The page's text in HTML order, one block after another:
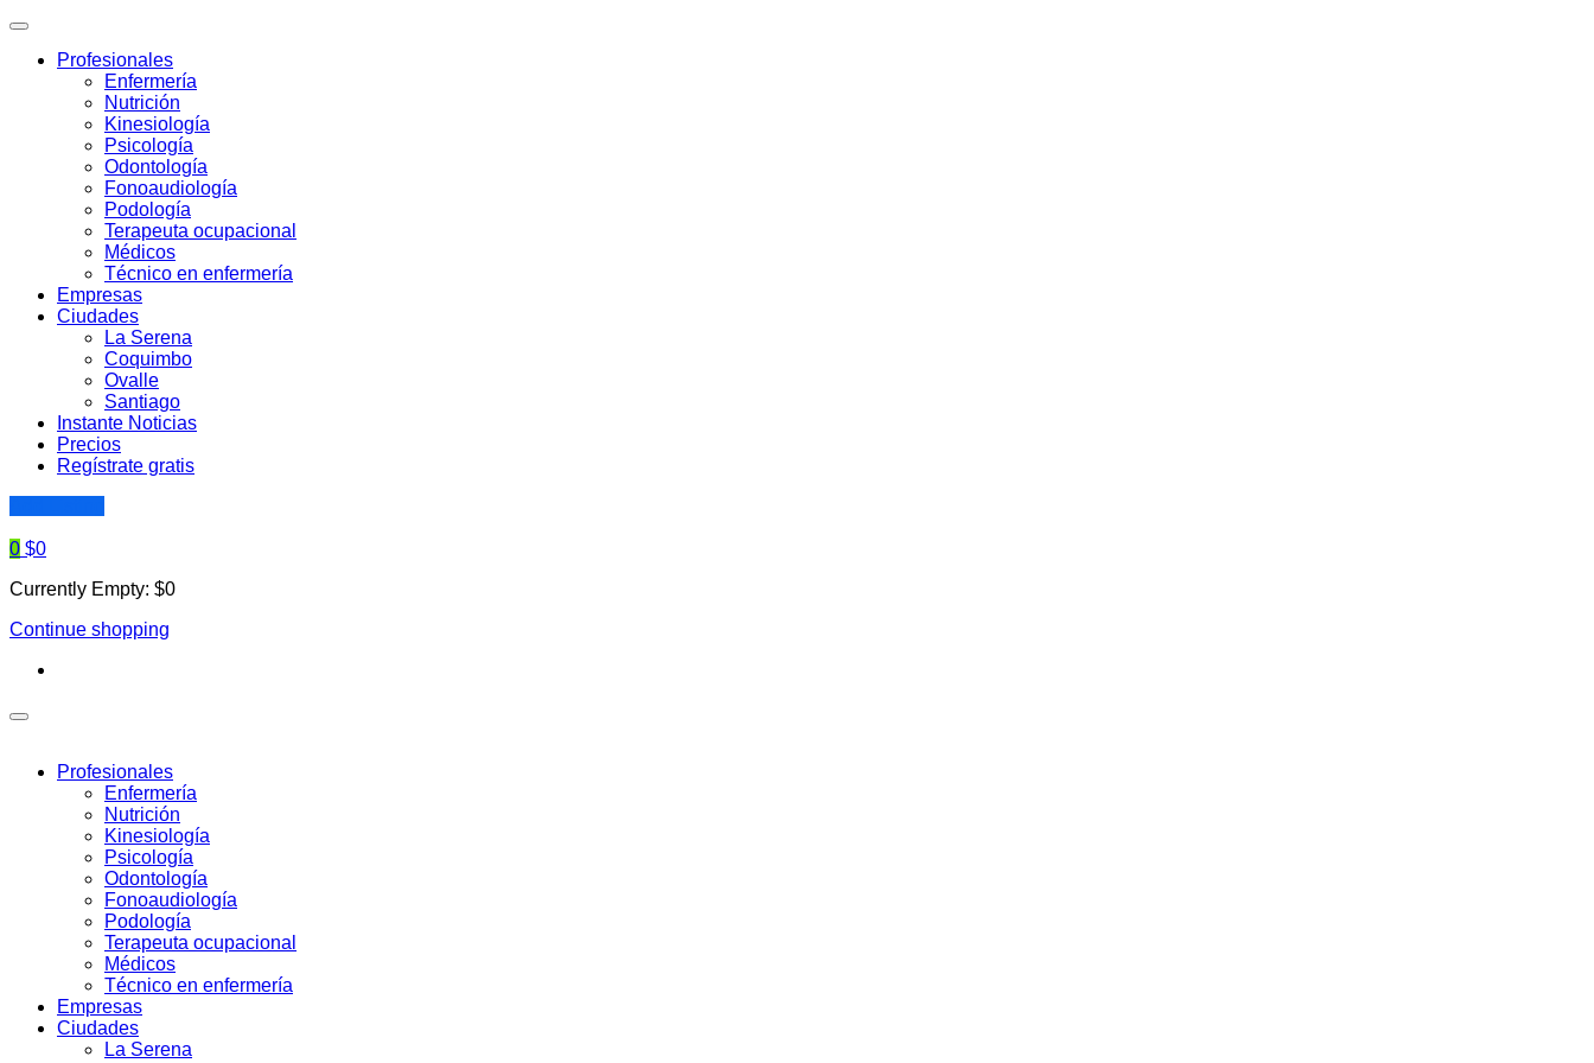
Profesionales
Enfermería
Nutrición
Kinesiología
Psicología
Odontología
Fonoaudiología
Podología
Terapeuta ocupacional
Médicos
Técnico en enfermería
Empresas
Ciudades
La Serena
Coquimbo
Ovalle
Santiago
Instante Noticias
Precios
Regístrate gratis
0 $0
Currently Empty: $0
Continue shopping
Profesionales
Enfermería
Nutrición
Kinesiología
Psicología
Odontología
Fonoaudiología
Podología
Terapeuta ocupacional
Médicos
Técnico en enfermería
Empresas
Ciudades
La Serena